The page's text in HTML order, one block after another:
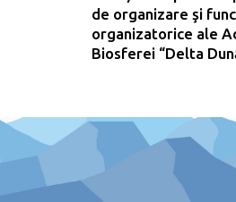
de organizare şi
organizatorice ale
Biosferei “Delta